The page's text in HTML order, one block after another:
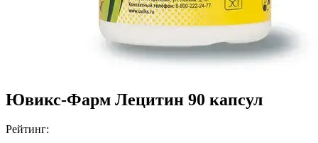
Ювикс-Фарм Лецитин 90 капсул
Рейтинг: